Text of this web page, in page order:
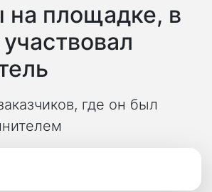
на площадке, в
где он был